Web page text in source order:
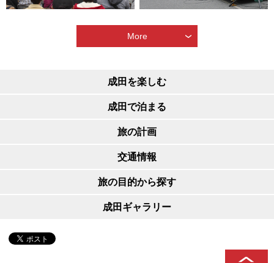
More
成田を楽しむ
成田で泊まる
旅の計画
交通情報
旅の目的から探す
成田ギャラリー